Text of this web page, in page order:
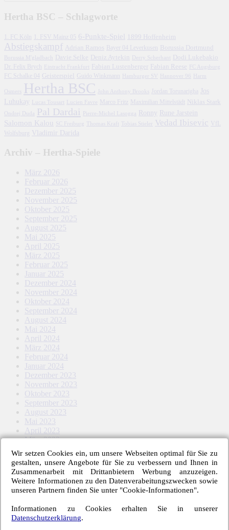
Hertha BSC – Schlagworte
1. FC Köln 1. FSV Mainz 05 6-Punkte-Spiel 1899 Hoffenheim
Abstiegskampf Adrian Ramos Bayer 04 Leverkusen Borussia Dortmund
Borussia M'gladbach Davie Selke Deniz Aytekin Derry Scherhant
Dodi Lukebakio
Dr. Felix Brych
Fabian Lustenberger Fabian Reese
FC Schalke 04 Geisterspiel Guido Winkmann Hamburger SV
Hertha BSC Jordan Torunarigha
Jos
Luhukay
Marco Fritz Maximilian Mittelstädt Niklas Stark
Pal Dardai Pierre-Michel Lasogga Ronny Rune Jarstein
Salomon Kalou SC Freiburg Tobias Stieler Vedad Ibisevic
VfL
Wolfsburg Vladimir Darida
Archiv – Hertha-Spiele
März 2026
Februar 2026
Dezember 2025
November 2025
Oktober 2025
September 2025
August 2025
Mai 2025
April 2025
März 2025
Februar 2025
Januar 2025
Dezember 2024
November 2024
Oktober 2024
September 2024
August 2024
Mai 2024
April 2024
März 2024
Februar 2024
Januar 2024
Dezember 2023
November 2023
Oktober 2023
September 2023
August 2023
Mai 2023
April 2023
März 2023
Februar 2023
Januar 2023
November 2022
Oktober 2022
September 2022
August 2022
Mai 2022
April 2022
März 2022
Wir setzen Cookies ein, um unsere Webseiten optimal für Sie zu
gestalten, unsere Angebote für Sie zu verbessern und Ihnen in
Zusammenarbeit mit Drittanbietern Werbung anzuzeigen.
Weitere Informationen zu den Datenverabeitungszwecken sowie
unseren Partnern finden Sie unter "Cookie-Informationen".
Informationen zu Cookies erhalten Sie in unserer
Datenschutzerklärung.